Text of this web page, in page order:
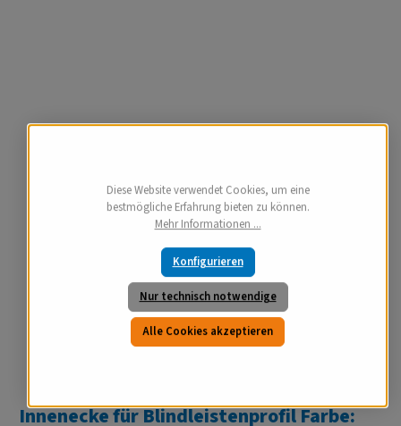
Innenecke für Blindleistenprofil Farbe:
Diese Website verwendet Cookies, um eine
bestmögliche Erfahrung bieten zu können.
Mehr Informationen ...
Nur technisch notwendige
Konfigurieren
Alle Cookies akzeptieren